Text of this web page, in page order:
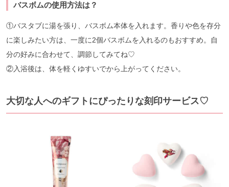
バスボムの使用方法は？
①バスタブに湯を張り、バスボム本体を入れます。香りや色を存分
に楽しみたい方は、一度に2個バスボムを入れるのもおすすめ。自
分の好みに合わせて、調節してみてね♡
②入浴後は、体を軽くゆすいでから上がってください。
大切な人へのギフトにぴったりな刻印サービス♡